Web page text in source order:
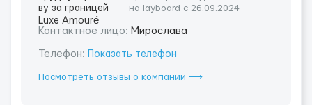
на layboard с 26.09.2024
Контактное лицо: Мирослава
Телефон: Показать телефон
Посмотреть отзывы о компании ⟶